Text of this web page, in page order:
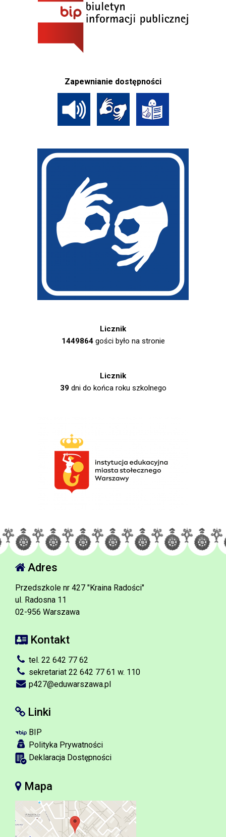
Zapewnianie dostępności
Licznik
1449864gości było na stronie
Licznik
39dni do końca roku szkolnego
Adres
Przedszkole nr 427 "Kraina Radości"
ul. Radosna 11
02-956 Warszawa
Kontakt
tel. 22 642 77 62
sekretariat 22 642 77 61 w. 110
p427@eduwarszawa.pl
Linki
BIP
Polityka Prywatności
Deklaracja Dostępności
Mapa